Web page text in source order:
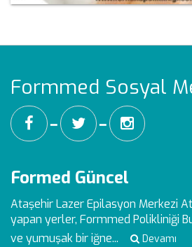
Formmed Sosyal
━ ━
Formed Güncel
Ataşehir Lazer Epilasyon Merkezi
yapan yerler, Formmed Polikliniği
ve yumuşak bir iğne...
Devamı